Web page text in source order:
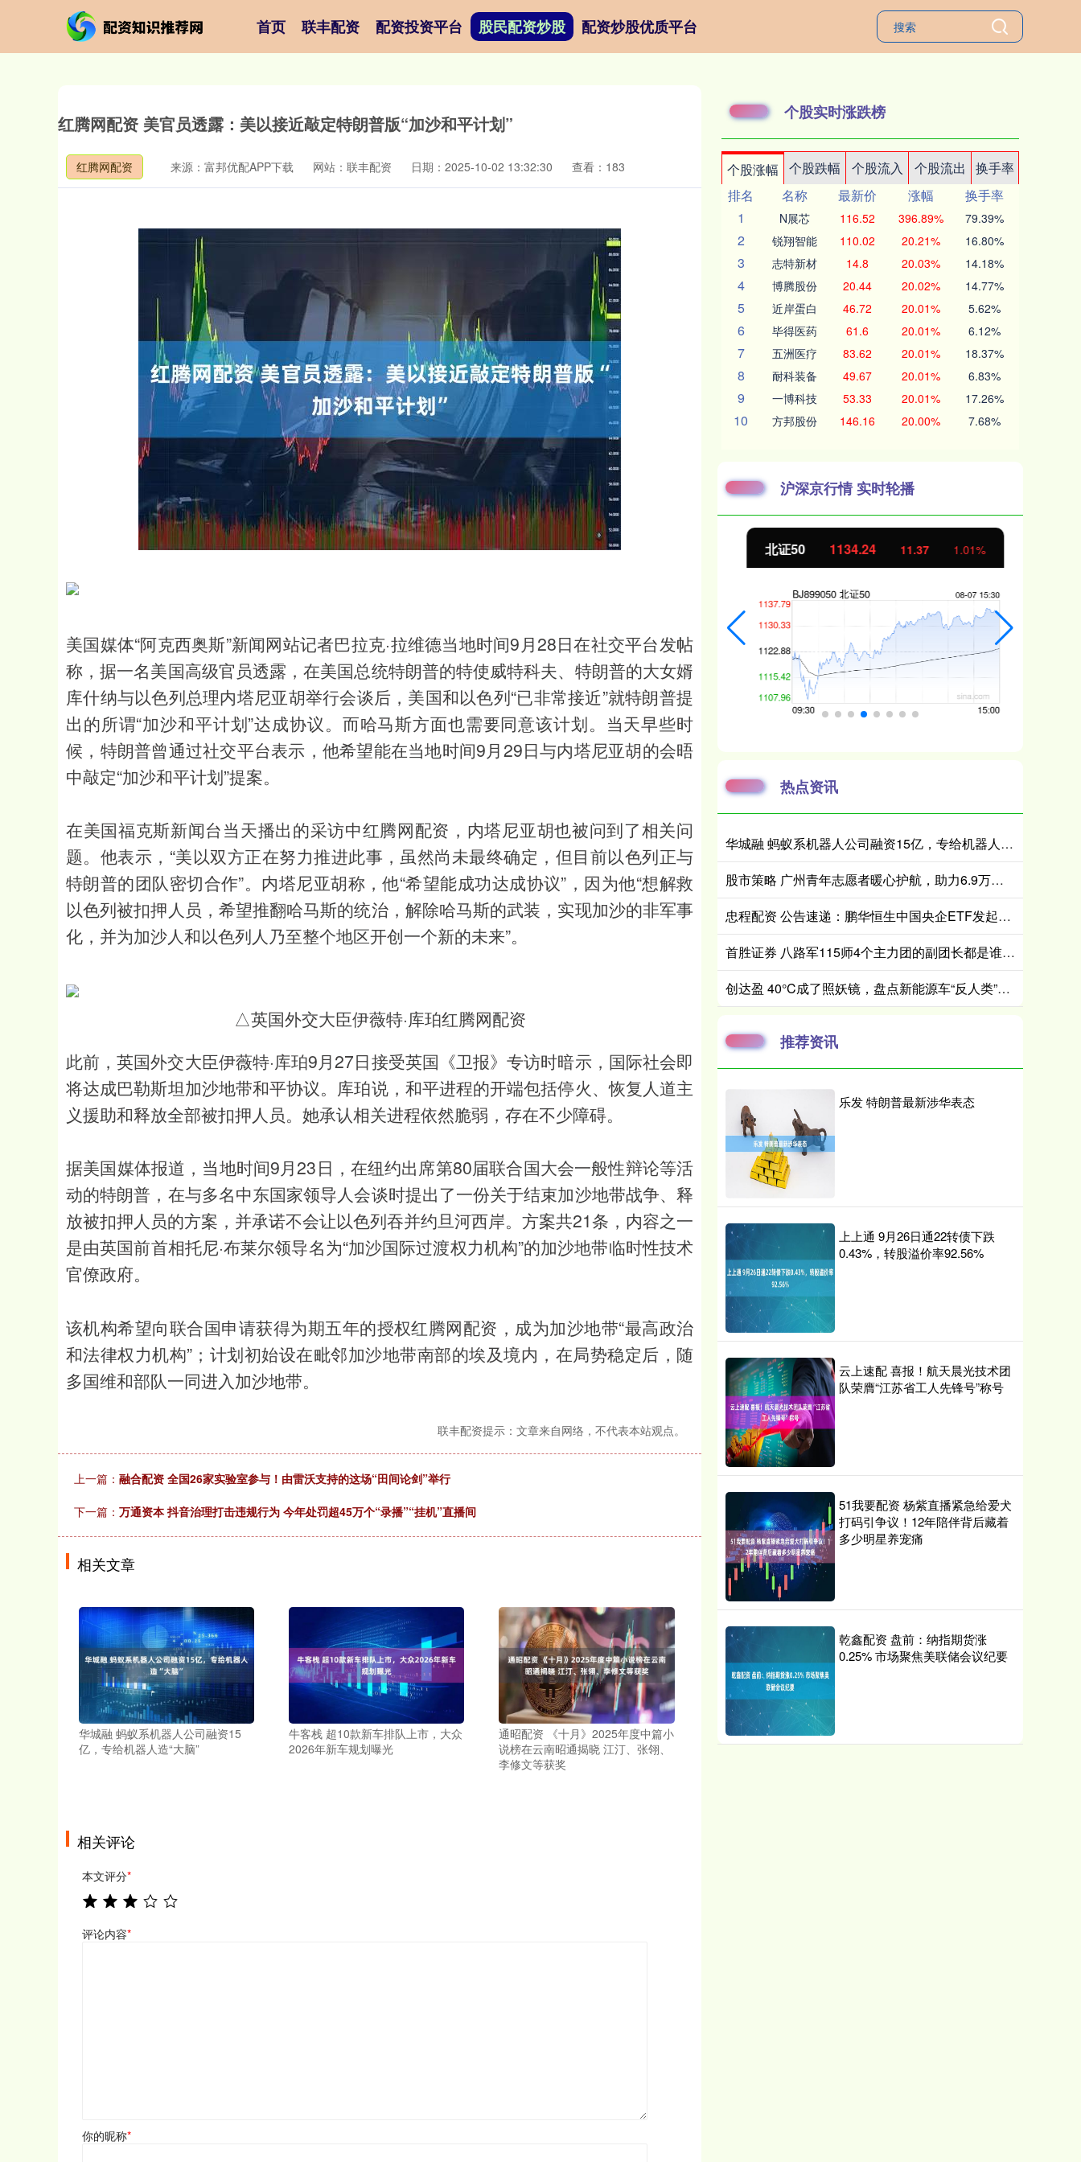
首页 联丰配资 配资投资平台 股民配资炒股 配资炒股优质平台
红腾网配资 美官员透露：美以接近敲定特朗普版“加沙和平计划”
红腾网配资 来源：富邦优配APP下载 网站：联丰配资 日期：2025-10-02 13:32:30 查看：183
美国媒体“阿克西奥斯”新闻网站记者巴拉克·拉维德当地时间9月28日在社交平台发帖
称，据一名美国高级官员透露，在美国总统特朗普的特使威特科夫、特朗普的大女婿
库什纳与以色列总理内塔尼亚胡举行会谈后，美国和以色列“已非常接近”就特朗普提
出的所谓“加沙和平计划”达成协议。而哈马斯方面也需要同意该计划。当天早些时
候，特朗普曾通过社交平台表示，他希望能在当地时间9月29日与内塔尼亚胡的会晤
中敲定“加沙和平计划”提案。
在美国福克斯新闻台当天播出的采访中红腾网配资，内塔尼亚胡也被问到了相关问
题。他表示，“美以双方正在努力推进此事，虽然尚未最终确定，但目前以色列正与
特朗普的团队密切合作”。内塔尼亚胡称，他“希望能成功达成协议”，因为他“想解救
以色列被扣押人员，希望推翻哈马斯的统治，解除哈马斯的武装，实现加沙的非军事
化，并为加沙人和以色列人乃至整个地区开创一个新的未来”。
△英国外交大臣伊薇特·库珀红腾网配资
此前，英国外交大臣伊薇特·库珀9月27日接受英国《卫报》专访时暗示，国际社会即
将达成巴勒斯坦加沙地带和平协议。库珀说，和平进程的开端包括停火、恢复人道主
义援助和释放全部被扣押人员。她承认相关进程依然脆弱，存在不少障碍。
据美国媒体报道，当地时间9月23日，在纽约出席第80届联合国大会一般性辩论等活
动的特朗普，在与多名中东国家领导人会谈时提出了一份关于结束加沙地带战争、释
放被扣押人员的方案，并承诺不会让以色列吞并约旦河西岸。方案共21条，内容之一
是由英国前首相托尼·布莱尔领导名为“加沙国际过渡权力机构”的加沙地带临时性技术
官僚政府。
该机构希望向联合国申请获得为期五年的授权红腾网配资，成为加沙地带“最高政治
和法律权力机构”；计划初始设在毗邻加沙地带南部的埃及境内，在局势稳定后，随
多国维和部队一同进入加沙地带。
联丰配资提示：文章来自网络，不代表本站观点。
上一篇： 融合配资 全国26家实验室参与！由雷沃支持的这场“田间论剑”举行
下一篇： 万通资本 抖音治理打击违规行为 今年处罚超45万个“录播”“挂机”直播间
相关文章
华城融 蚂蚁系机器人公司融资15
亿，专给机器人造“大脑”
牛客栈 超10款新车排队上市，大众
2026年新车规划曝光
通昭配资 《十月》2025年度中篇小
说榜在云南昭通揭晓 江汀、张翎、
李修文等获奖
相关评论
本文评分*
评论内容*
你的昵称*
个股实时涨跌榜
个股涨幅 个股跌幅 个股流入 个股流出
换手率
排名
名称 最新价 涨幅
换手率
1
N展芯 116.52 396.89% 79.39%
2 锐翔智能 110.02 20.21% 16.80%
3 志特新材 14.8 20.03% 14.18%
4 博腾股份 20.44 20.02% 14.77%
5 近岸蛋白 46.72 20.01% 5.62%
6 毕得医药 61.6 20.01% 6.12%
7 五洲医疗 83.62 20.01% 18.37%
8 耐科装备 49.67 20.01% 6.83%
9 一博科技 53.33 20.01% 17.26%
10 方邦股份 146.16 20.00% 7.68%
沪深京行情 实时轮播
深证成指 14311.01 200.89 1.42% 沪深300 4694.44 43.13 北证50 1134.24 11.37 1.01%
热点资讯
华城融 蚂蚁系机器人公司融资15亿，专给机器人造“大脑”
股市策略 广州青年志愿者暖心护航，助力6.9万考生逐梦高考
忠程配资 公告速递：鹏华恒生中国央企ETF发起式联接基金A类基金份额暂停大额申购、定期定额投资业务
首胜证券 八路军115师4个主力团的副团长都是谁？后来的成就如何？
创达盈 40°C成了照妖镜，盘点新能源车“反人类”的六大设计
推荐资讯
乐发 特朗普最新涉华表态
上上通 9月26日通22转债下跌
0.43%，转股溢价率92.56%
云上速配 喜报！航天晨光技术团
队荣膺“江苏省工人先锋号”称号
51我要配资 杨紫直播紧急给爱犬
打码引争议！12年陪伴背后藏着
多少明星养宠痛
乾鑫配资 盘前：纳指期货涨
0.25% 市场聚焦美联储会议纪要